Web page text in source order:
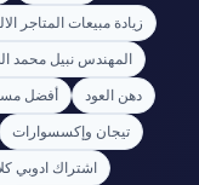
زيادة مبيعات المتاجر
المهندس نبيل محمد
دهن العود
أفضل
تيجان وإكسسوارات
اشتراك ادوبي